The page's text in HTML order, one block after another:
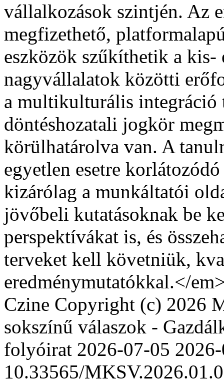
vállalkozások szintjén. Az
megfizethető,
eszközök szűkíthetik a kis-
nagyvállalatok közötti
a multikulturális integráció
döntéshozatali jogkör
körülhatárolva van. A
egyetlen esetre
kizárólag a munkáltatói
jövőbeli kutatásoknak be
perspektívákat is, és
terveket kell követniük,
eredménymutatókkal.</
Czine Copyright (c) 2026
sokszínű válaszok -
folyóirat 2026-07-05
10.33565/